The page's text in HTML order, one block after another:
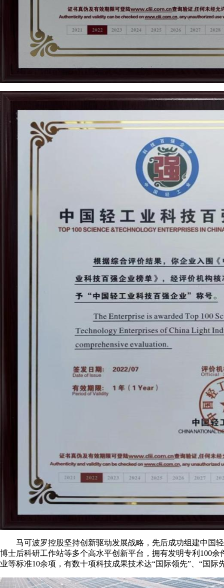
马可波罗控股坚持创新驱动发展战略，先后成功组建中国轻
博士后科研工作站等多个高水平创新平台，拥有发明专利100
业等标准10余项，有数十项科技成果技术达“国际领先”、“国